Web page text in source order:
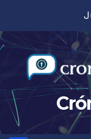
contenido